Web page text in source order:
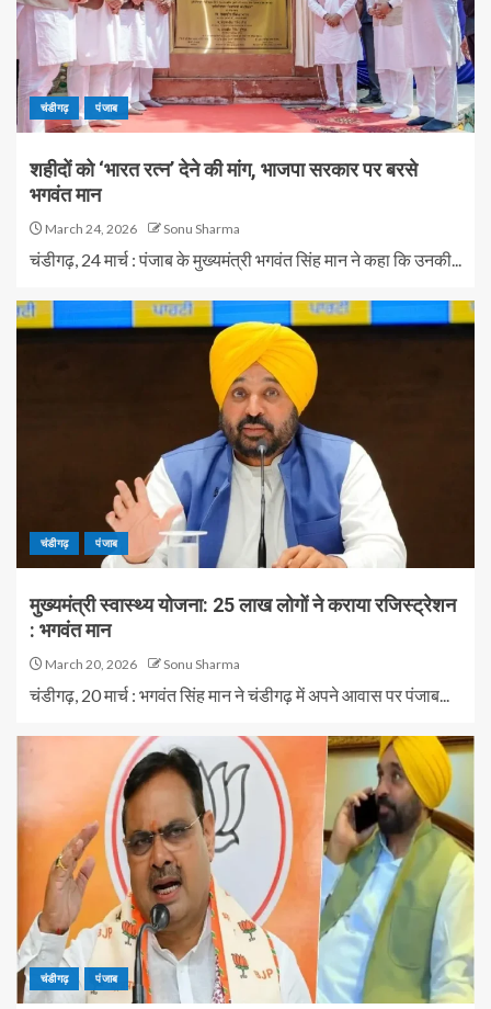
चंडीगढ़ पंजाब
शहीदों को ‘भारत रत्न’ देने की मांग, भाजपा सरकार पर बरसे
भगवंत मान
March 24, 2026 Sonu Sharma
चंडीगढ़, 24 मार्च : पंजाब के मुख्यमंत्री भगवंत सिंह मान ने कहा कि उनकी...
चंडीगढ़ पंजाब
मुख्यमंत्री स्वास्थ्य योजना: 25 लाख लोगों ने कराया रजिस्ट्रेशन
: भगवंत मान
March 20, 2026 Sonu Sharma
चंडीगढ़, 20 मार्च : भगवंत सिंह मान ने चंडीगढ़ में अपने आवास पर पंजाब...
चंडीगढ़ पंजाब